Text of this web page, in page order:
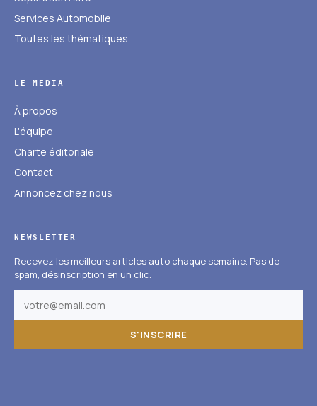
Services Automobile
Toutes les thématiques
LE MÉDIA
À propos
L'équipe
Charte éditoriale
Contact
Annoncez chez nous
NEWSLETTER
Recevez les meilleurs articles auto chaque semaine. Pas de
spam, désinscription en un clic.
S'INSCRIRE